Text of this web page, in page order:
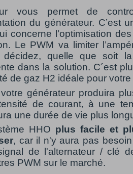
vous permet de
du générateur. C’est
concerne l’optimisation
Le PWM va limiter
quelle que soit la
dans la solution. C´est
de gaz H2 idéale pour
générateur produira
de courant, à une
une durée de vie plus
HHO plus facile et
, car il n'y aura pas
de l'alternateur / clé
PWM sur le marché.